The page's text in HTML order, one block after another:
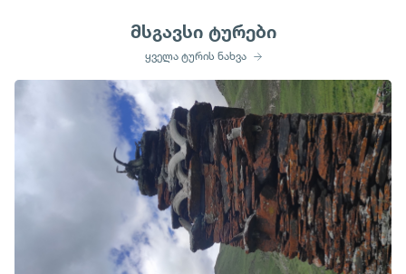
მსგავსი ტურები
ყველა ტურის ნახვა